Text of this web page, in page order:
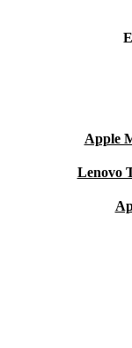
Apple
Lenovo